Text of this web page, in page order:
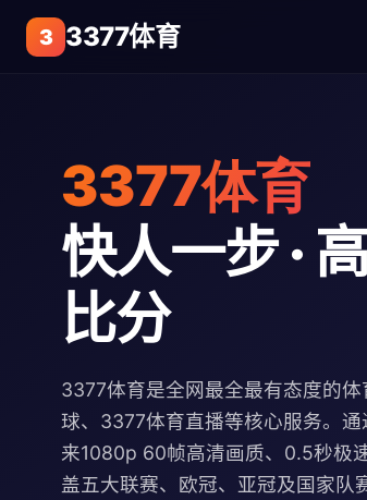
3 3377体育
3377体育
快人一步 ·
比分
3377体育是全网最全最有态度的
球、3377体育直播等核心服务。
来1080p 60帧高清画质、0.5秒极
盖五大联赛、欧冠、亚冠及国家队